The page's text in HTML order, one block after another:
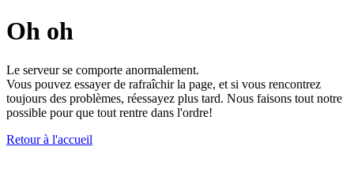
Oh oh
Le serveur se comporte anormalement.
Vous pouvez essayer de rafraîchir la page, et si vous rencontrez
toujours des problèmes, réessayez plus tard. Nous faisons tout notre
possible pour que tout rentre dans l'ordre!
Retour à l'accueil